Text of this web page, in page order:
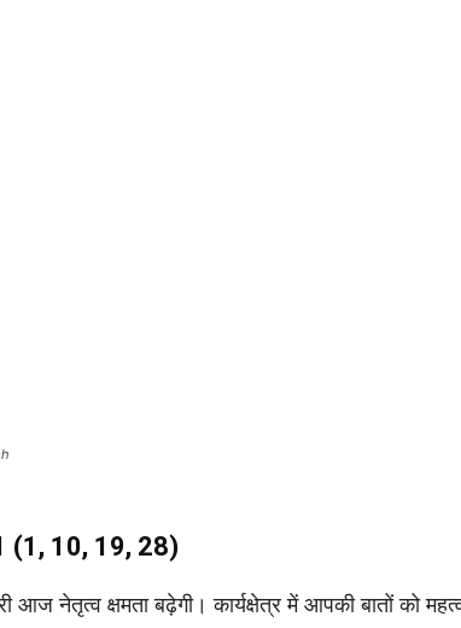
(1, 10, 19, 28)
आज नेतृत्व क्षमता बढ़ेगी। कार्यक्षेत्र में आपकी बातों को